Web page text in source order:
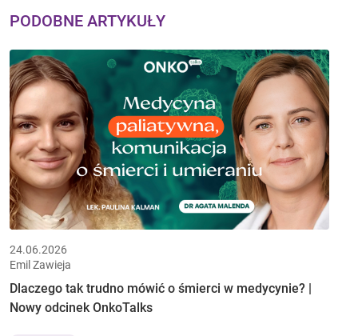
PODOBNE ARTYKUŁY
24.06.2026
Emil Zawieja
Dlaczego tak trudno mówić o śmierci w medycynie? |
Nowy odcinek OnkoTalks